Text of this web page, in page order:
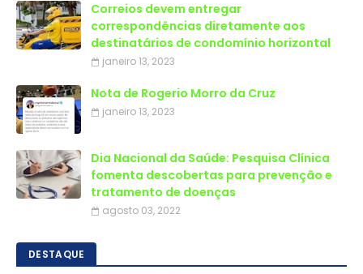
Correios devem entregar
correspondências diretamente aos
destinatários de condomínio horizontal
janeiro 13, 2023
Nota de Rogerio Morro da Cruz
janeiro 13, 2023
Dia Nacional da Saúde: Pesquisa Clínica
fomenta descobertas para prevenção e
tratamento de doenças
agosto 03, 2022
DESTAQUE